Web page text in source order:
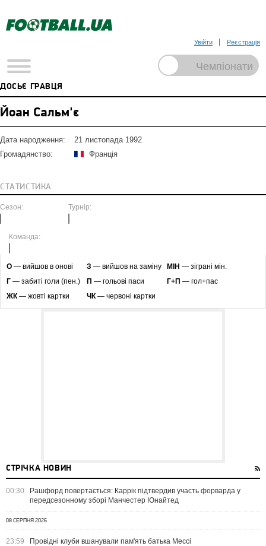
Увійти Реєстрація
ДОСЬЄ ГРАВЦЯ
Йоан Сальм'є
Дата народження:
21 листопада 1992
Громадянство:
Франція
СТАТИСТИКА
Сезон: Турнір:
Команда:
O — вийшов в онові З — вийшов на заміну МІН — зіграні мін.
Г — забиті голи (пен.) П — гольові паси Г+П — гол+пас
ЖК— жовті картки ЧК— червоні картки
СТРІЧКА НОВИН
00:30
Рашфорд повертається: Каррік підтвердив участь форварда у
передсезонному зборі Манчестер Юнайтед
08 СЕРПНЯ 2026
23:59 Провідні клуби вшанували пам'ять батька Мессі